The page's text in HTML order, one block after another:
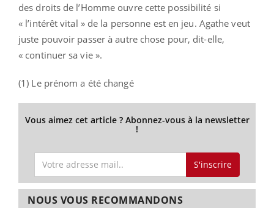
des droits de l’Homme ouvre cette possibilité si
« l’intérêt vital » de la personne est en jeu. Agathe veut
juste pouvoir passer à autre chose pour, dit-elle,
« continuer sa vie ».
(1) Le prénom a été changé
Vous aimez cet article ? Abonnez-vous à la newsletter
!
S'inscrire
NOUS VOUS RECOMMANDONS